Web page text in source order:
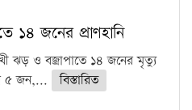
১৪ জনের প্রাণহানি
ঝড় ও বজ্রাপাতে ১৪ জনের মৃত্যু
৫ জন,...
বিস্তারিত